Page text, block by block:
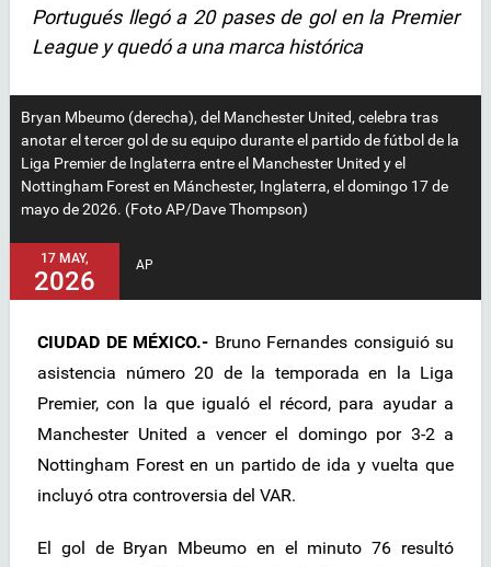
Portugués llegó a 20 pases de gol en la Premier
League y quedó a una marca histórica
Bryan Mbeumo (derecha), del Manchester United, celebra tras
anotar el tercer gol de su equipo durante el partido de fútbol de la
Liga Premier de Inglaterra entre el Manchester United y el
Nottingham Forest en Mánchester, Inglaterra, el domingo 17 de
mayo de 2026. (Foto AP/Dave Thompson)
17 MAY,
2026
AP
CIUDAD DE MÉXICO.- Bruno Fernandes consiguió su
asistencia número 20 de la temporada en la Liga
Premier, con la que igualó el récord, para ayudar a
Manchester United a vencer el domingo por 3-2 a
Nottingham Forest en un partido de ida y vuelta que
incluyó otra controversia del VAR.
El gol de Bryan Mbeumo en el minuto 76 resultó